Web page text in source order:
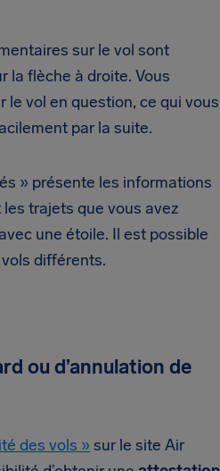
sur le vol sont
la flèche à droite. Vous
le vol en question, ce qui vous
par la suite.
» présente les informations
trajets que vous avez
une étoile. Il est possible
différents.
ou d’annulation de
des vols » sur le site Air